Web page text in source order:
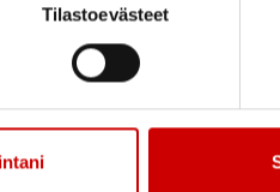
Tilastoevästeet
vuosien ajan sekä
toimintaan sekä
on vaikea
En ole